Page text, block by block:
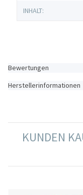
INHALT:
Bewertungen
Herstellerinformationen
KUNDEN